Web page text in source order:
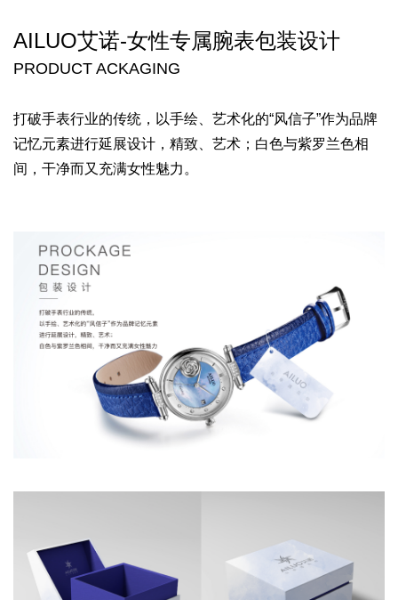
AILUO艾诺-女性专属腕表包装设计
PRODUCT ACKAGING
打破手表行业的传统， 以手绘、艺术化的“风信子”作为品牌
记忆元素进行延展设计，精致、艺术； 白色与紫罗兰色相
间，干净而又充满女性魅力。